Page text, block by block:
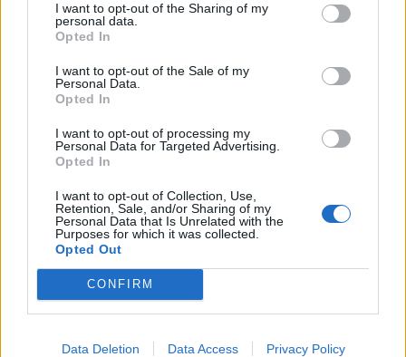
I want to opt-out of the Sharing of my
personal data.
Opted In
I want to opt-out of the Sale of my
Personal Data.
Opted In
I want to opt-out of processing my
Personal Data for Targeted Advertising.
Opted In
I want to opt-out of Collection, Use,
Retention, Sale, and/or Sharing of my
Personal Data that Is Unrelated with the
Purposes for which it was collected.
Opted Out
CONFIRM
Data Deletion Data Access Privacy Policy
ΝΟΜΌΣ ΧΑΝΊΩΝ
28 εκατ. ευρώ για
δαπάνες των Σχολείων –
Πόσα παίρνουν ο Δήμοι
της Π.Ε. Χανίων
15 Σεπτεμβρίου 2019